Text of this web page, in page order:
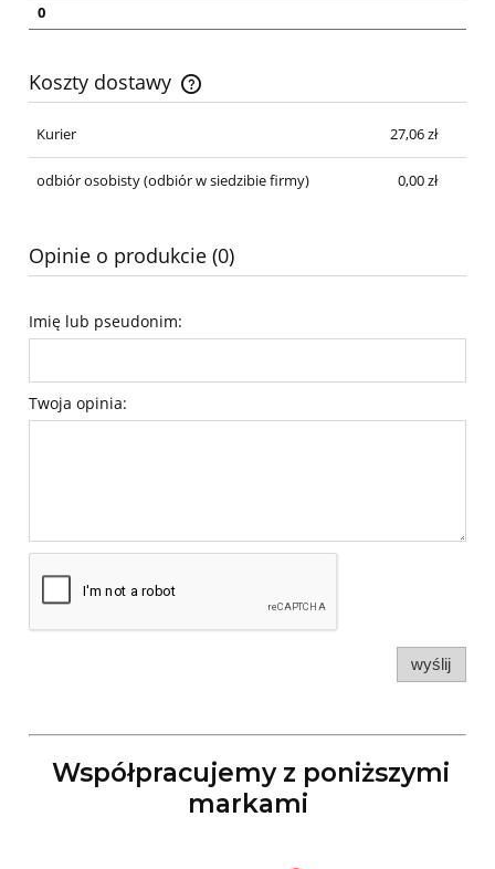
0
Koszty dostawy
Cena nie zawiera ewentualnych kosztów płatności
Kurier
27,06 zł
odbiór osobisty(odbiór w siedzibie firmy) 0,00 zł
Opinie o produkcie (0)
Imię lub pseudonim:
Twoja opinia:
wyślij
Współpracujemy z poniższymi
markami